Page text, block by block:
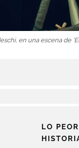
en una escena de
LO